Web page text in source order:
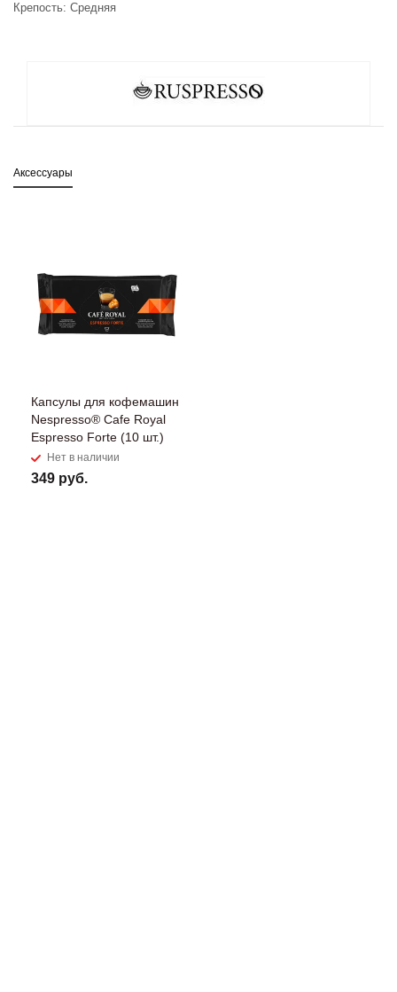
Крепость: Средняя
Аксессуары
Капсулы для кофемашин
Nespresso® Cafe Royal
Espresso Forte (10 шт.)
Нет в наличии
349 руб.